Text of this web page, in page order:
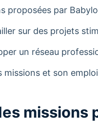
proposées par
sur des projets
un réseau
missions et son
missions